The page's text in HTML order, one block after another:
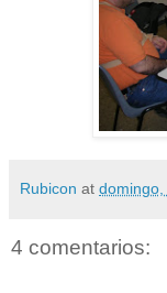
Rubicon at
4 comentarios: